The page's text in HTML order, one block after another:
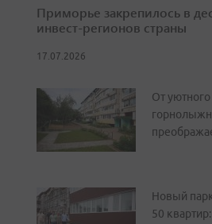
Приморье закрепилось в
инвест-регионов страны
17.07.2026
От
Новый
50